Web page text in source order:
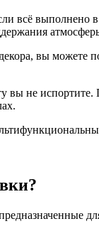
всё выполнено
вы
вы не